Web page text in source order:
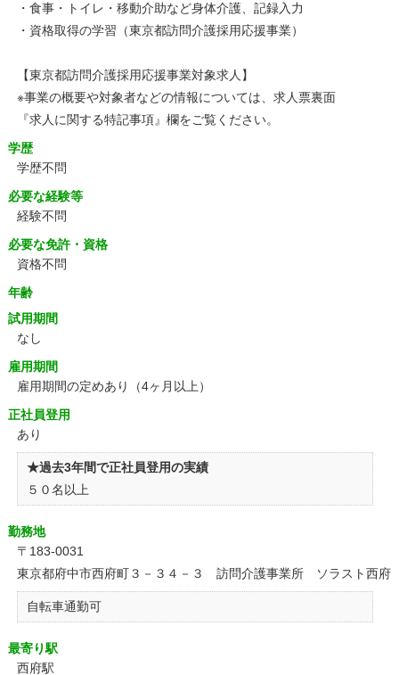
・食事・トイレ・移動介助など身体介護、記録入力
・資格取得の学習（東京都訪問介護採用応援事業）
【東京都訪問介護採用応援事業対象求人】
※事業の概要や対象者などの情報については、求人票裏面
『求人に関する特記事項』欄をご覧ください。
学歴
学歴不問
必要な経験等
経験不問
必要な免許・資格
資格不問
年齢
試用期間
なし
雇用期間
雇用期間の定めあり（4ヶ月以上）
正社員登用
あり
★過去3年間で正社員登用の実績
５０名以上
勤務地
〒183-0031
東京都府中市西府町３－３４－３ 訪問介護事業所 ソラスト西府
自転車通勤可
最寄り駅
西府駅